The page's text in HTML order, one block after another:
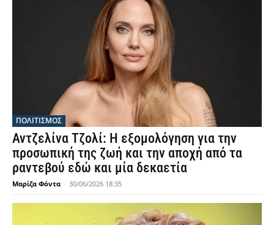
ΠΟΛΙΤΙΣΜΟΣ
Αντζελίνα Τζολί: Η εξομολόγηση για την
προσωπική της ζωή και την αποχή από τα
ραντεβού εδώ και μία δεκαετία
Μαρίζα Φόντα - 30/06/2026 18:35